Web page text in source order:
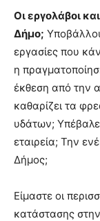
Οι εργολάβοι
Δήμο;
εργασίες που
η
έκθεση από την
καθαρίζει τα
υδάτων; Υπέβαλε
εταιρεία; Την
Δήμος;
Είμαστε οι
κατάστασης στην